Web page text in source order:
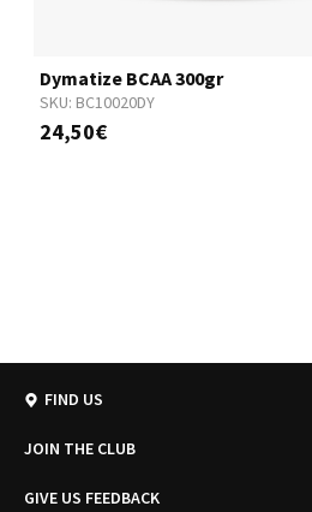
SKU: BC10020DY
Dymatize BCAA 300gr
24,50€
FIND US
JOIN THE CLUB
GIVE US FEEDBACK